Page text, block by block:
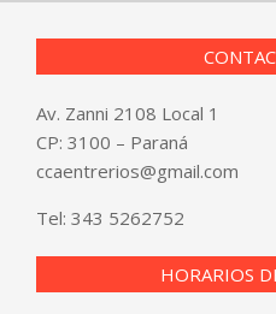
Av. Zanni 2108 Local 1
CP: 3100 – Paraná
ccaentrerios@gmail.com
Tel: 343 5262752
HORARIOS